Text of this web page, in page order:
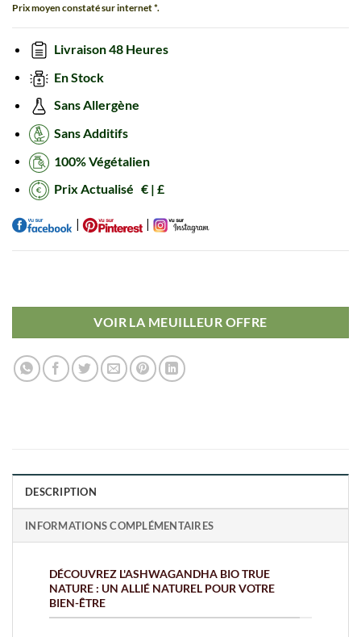
Prix moyen constaté sur internet *.
Livraison 48 Heures
En Stock
Sans Allergène
Sans Additifs
100% Végétalien
Prix Actualisé € | £
| |
VOIR LA MEUILLEUR OFFRE
DESCRIPTION
INFORMATIONS COMPLÉMENTAIRES
DÉCOUVREZ L'ASHWAGANDHA BIO TRUE
NATURE : UN ALLIÉ NATUREL POUR VOTRE
BIEN-ÊTRE